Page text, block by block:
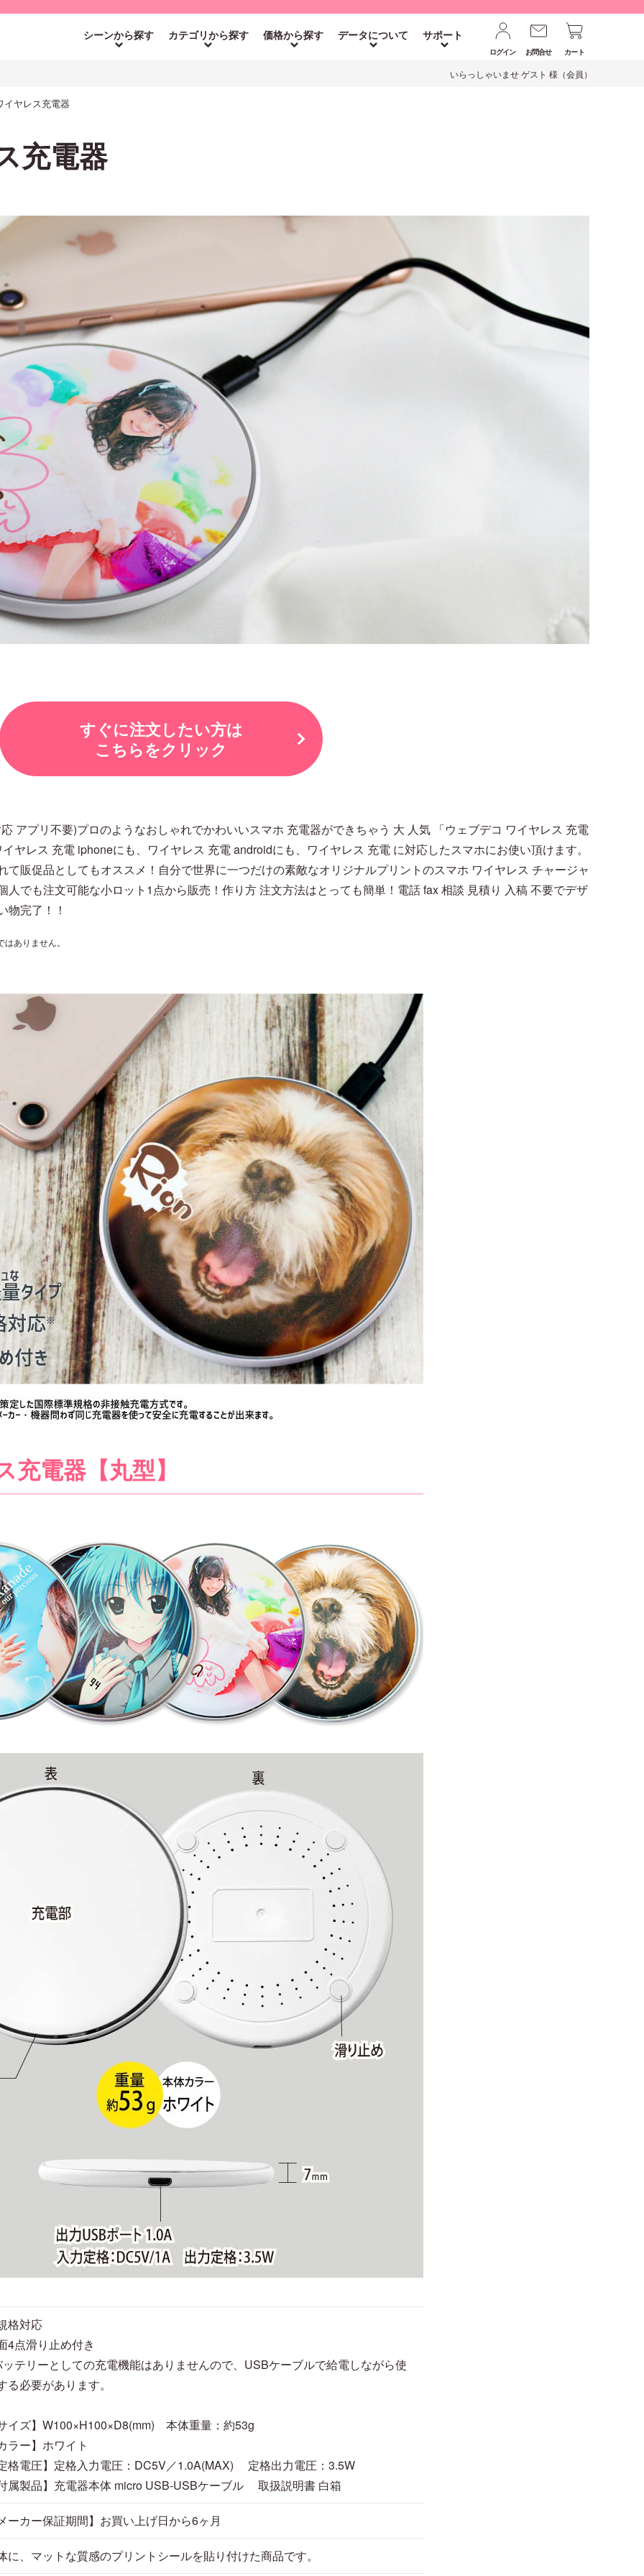
シーンから探す カテゴリから探す 価格から探す データについて サポート
ログイン お問合せ カート
いらっしゃいませ ゲスト 様（会員）
イヤレス充電器
充電器
すぐに注文したい方は
こちらをクリック
アプリ不要)プロのようなおしゃれでかわいいスマホ 充電器ができちゃう 大 人気 「ウェブデコ ワイヤレス 充電
ヤレス 充電 iphoneにも、ワイヤレス 充電 androidにも、ワイヤレス 充電 に対応したスマホにお使い頂けます。
販促品としてもオススメ！自分で世界に一つだけの素敵なオリジナルプリントのスマホ ワイヤレス チャージャ
でも注文可能な小ロット1点から販売！作り方 注文方法はとっても簡単！電話 fax 相談 見積り 入稿 不要でデザ
物完了！！
ありません。
充電器【丸型】
格対応
4点滑り止め付き
テリーとしての充電機能はありませんので、USBケーブルで給電しながら使
る必要があります。
イズ】W100×H100×D8(mm) 本体重量：約53g
ラー】ホワイト
格電圧】定格入力電圧：DC5V／1.0A(MAX) 定格出力電圧：3.5W
属製品】充電器本体 micro USB-USBケーブル 取扱説明書 白箱
ーカー保証期間】お買い上げ日から6ヶ月
に、マットな質感のプリントシールを貼り付けた商品です。